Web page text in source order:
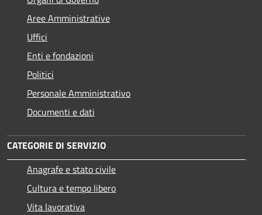
Aree Amministrative
Uffici
Enti e fondazioni
Politici
Personale Amministrativo
Documenti e dati
CATEGORIE DI SERVIZIO
Anagrafe e stato civile
Cultura e tempo libero
Vita lavorativa